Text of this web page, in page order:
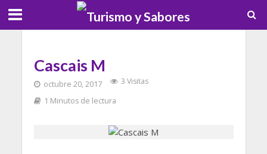
Cascais M
octubre 20, 2017
3 Visitas
1 Minutos de lectura